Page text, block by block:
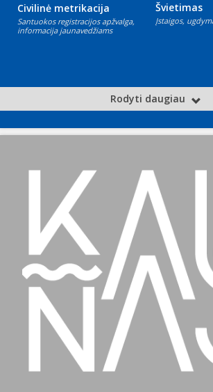
Civilinė metrikacija
Santuokos registracijos apžvalga,
informacija jaunavedžiams
Švietimas
Įstaigos,
Rodyti daugiau